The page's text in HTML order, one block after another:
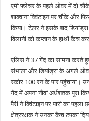
एमी फ्लेचर के पहले ओवर में दो
शाक्वाना क्विंटाइन पर चौके और
किया। टेलर ने इसके बाद
विलानी को कप्तान के हाथों कैच
एलिस ने 37 गेंद का सामना करते
संभाला और डियांड्रा के अगले
स्कोर 100 रन के पार पहुंचाया।
गेंद में अपना नौवां अर्धशतक पूरा
पैरी ने क्विंटाइन पर पारी का
क्षेत्ररक्षक ने उनका कैच टपका